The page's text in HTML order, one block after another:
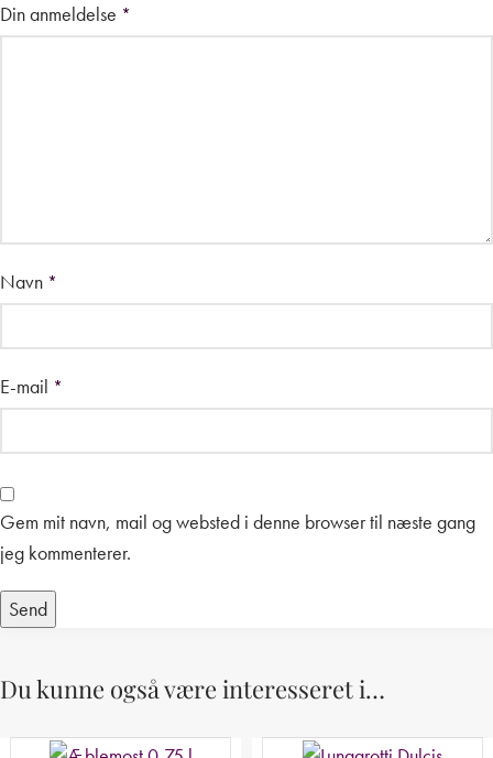
Din anmeldelse *
Navn *
E-mail *
Gem mit navn, mail og websted i denne browser til næste gang
jeg kommenterer.
Du kunne også være interesseret i…